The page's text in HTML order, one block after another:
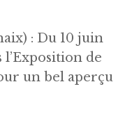
: Du 10 juin
de
un bel aperçu